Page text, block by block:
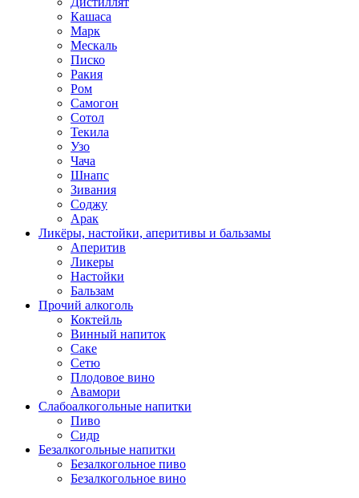
Кашаса
Марк
Мескаль
Писко
Ракия
Ром
Самогон
Сотол
Текила
Узо
Чача
Шнапс
Зивания
Соджу
Арак
Ликёры, настойки, аперитивы и бальзамы
Аперитив
Ликеры
Настойки
Бальзам
Прочий алкоголь
Коктейль
Винный напиток
Саке
Сетю
Плодовое вино
Авамори
Слабоалкогольные напитки
Пиво
Сидр
Безалкогольные напитки
Безалкогольное пиво
Безалкогольное вино